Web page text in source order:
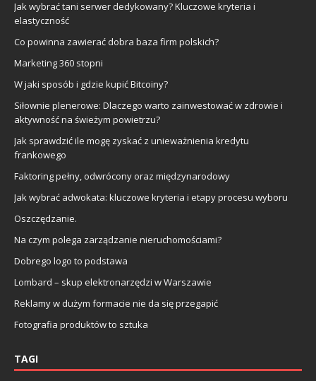
Jak wybrać tani serwer dedykowany? Kluczowe kryteria i
elastyczność
Co powinna zawierać dobra baza firm polskich?
Marketing 360 stopni
W jaki sposób i gdzie kupić Bitcoiny?
Siłownie plenerowe: Dlaczego warto zainwestować w zdrowie i
aktywność na świeżym powietrzu?
Jak sprawdzić ile mogę zyskać z unieważnienia kredytu
frankowego
Faktoring pełny, odwrócony oraz międzynarodowy
Jak wybrać adwokata: kluczowe kryteria i etapy procesu wyboru
Oszczędzanie.
Na czym polega zarządzanie nieruchomościami?
Dobrego logo to podstawa
Lombard – skup elektronarzędzi w Warszawie
Reklamy w dużym formacie nie da się przegapić
Fotografia produktów to sztuka
TAGI